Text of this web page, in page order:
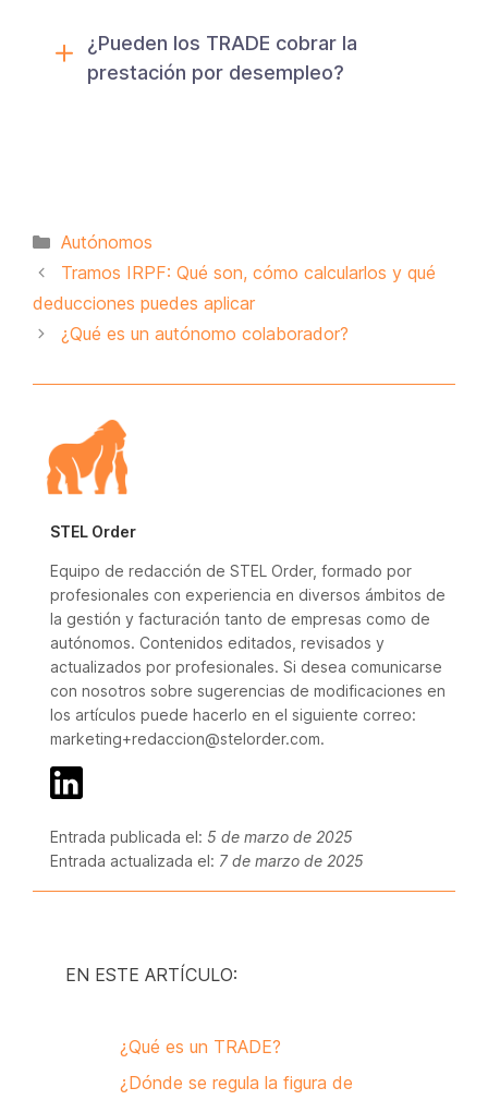
¿Pueden los TRADE cobrar la
prestación por desempleo?
Categorías
Autónomos
Tramos IRPF: Qué son, cómo calcularlos y qué
deducciones puedes aplicar
¿Qué es un autónomo colaborador?
STEL Order
Equipo de redacción de STEL Order, formado por
profesionales con experiencia en diversos ámbitos de
la gestión y facturación tanto de empresas como de
autónomos. Contenidos editados, revisados y
actualizados por profesionales. Si desea comunicarse
con nosotros sobre sugerencias de modificaciones en
los artículos puede hacerlo en el siguiente correo:
marketing+redaccion@stelorder.com.
Entrada publicada el: 5 de marzo de 2025
Entrada actualizada el: 7 de marzo de 2025
EN ESTE ARTÍCULO:
¿Qué es un TRADE?
¿Dónde se regula la figura de